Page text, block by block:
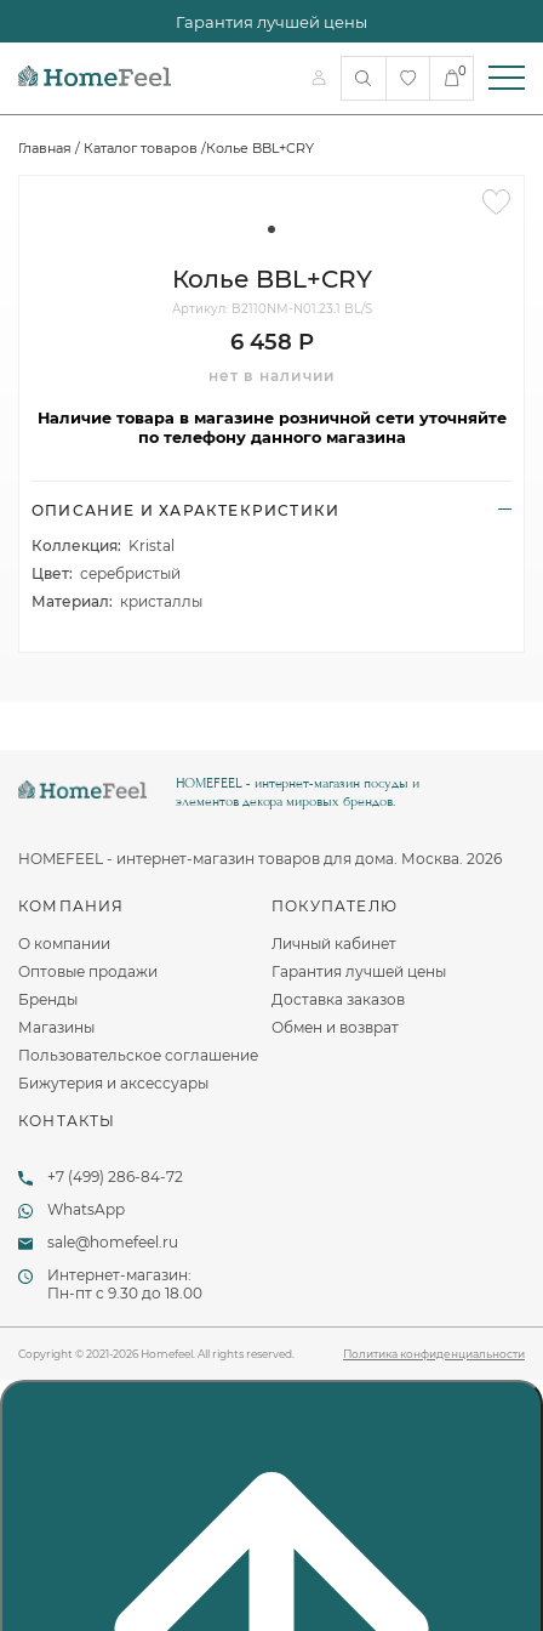
Гарантия лучшей цены
0
Главная / Каталог товаров /Колье BBL+CRY
Колье BBL+CRY
Артикул: B2110NM-N01.23.1 BL/S
6 458 Р
нет в наличии
Наличие товара в магазине розничной сети уточняйте
по телефону данного магазина
ОПИСАНИЕ И ХАРАКТЕКРИСТИКИ
Коллекция: Kristal
Цвет: серебристый
Материал: кристаллы
КОМПАНИЯ
О компании
Оптовые продажи
Бренды
Магазины
Пользовательское соглашение
Бижутерия и аксессуары
ПОКУПАТЕЛЮ
Личный кабинет
Гарантия лучшей цены
Доставка заказов
Обмен и возврат
КОНТАКТЫ
+7 (499) 286-84-72
WhatsApp
sale@homefeel.ru
Интернет-магазин:
Пн-пт c 9.30 до 18.00
HOMEFEEL - интернет-магазин посуды и
элементов декора мировых брендов.
HOMEFEEL - интернет-магазин товаров для дома. Москва. 2026
Copyright © 2021-2026 Homefeel. All rights reserved. Политика конфиденциальности